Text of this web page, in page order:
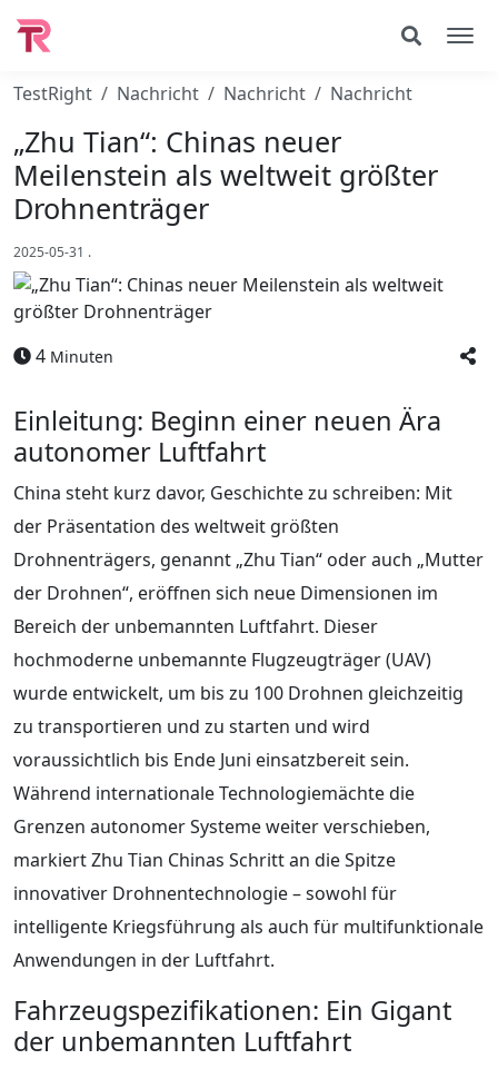
TestRight Nachricht Nachricht Nachricht
„Zhu Tian“: Chinas neuer
Meilenstein als weltweit größter
Drohnenträger
2025-05-31 .
4 Minuten
Einleitung: Beginn einer neuen Ära
autonomer Luftfahrt
China steht kurz davor, Geschichte zu schreiben: Mit
der Präsentation des weltweit größten
Drohnenträgers, genannt „Zhu Tian“ oder auch „Mutter
der Drohnen“, eröffnen sich neue Dimensionen im
Bereich der unbemannten Luftfahrt. Dieser
hochmoderne unbemannte Flugzeugträger (UAV)
wurde entwickelt, um bis zu 100 Drohnen gleichzeitig
zu transportieren und zu starten und wird
voraussichtlich bis Ende Juni einsatzbereit sein.
Während internationale Technologiemächte die
Grenzen autonomer Systeme weiter verschieben,
markiert Zhu Tian Chinas Schritt an die Spitze
innovativer Drohnentechnologie – sowohl für
intelligente Kriegsführung als auch für multifunktionale
Anwendungen in der Luftfahrt.
Fahrzeugspezifikationen: Ein Gigant
der unbemannten Luftfahrt